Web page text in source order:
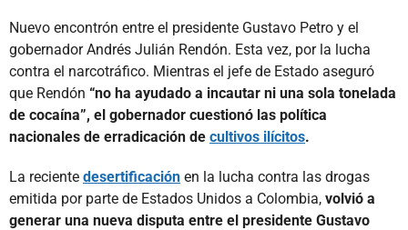
Nuevo encontrón entre el presidente Gustavo Petro y el
gobernador Andrés Julián Rendón. Esta vez, por la lucha
contra el narcotráfico. Mientras el jefe de Estado aseguró
que Rendón “no ha ayudado a incautar ni una sola tonelada
de cocaína”, el gobernador cuestionó las política
nacionales de erradicación de cultivos ilícitos.
La reciente desertificación en la lucha contra las drogas
emitida por parte de Estados Unidos a Colombia, volvió a
generar una nueva disputa entre el presidente Gustavo